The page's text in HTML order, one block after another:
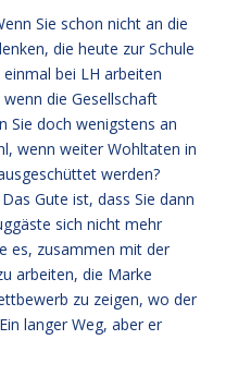
Sie schon nicht an die
die heute zur Schule
bei LH arbeiten
die Gesellschaft
Sie doch wenigstens an
wenn weiter Wohltaten in
werden?
Gute ist, dass Sie dann
sich nicht mehr
es, zusammen mit der
arbeiten, die Marke
zu zeigen, wo der
langer Weg, aber er